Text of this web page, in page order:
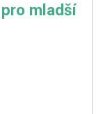
mladší